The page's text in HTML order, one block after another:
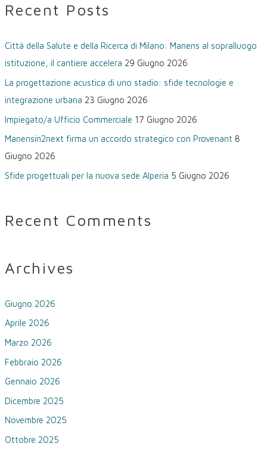
c
:
Recent Posts
Città della Salute e della Ricerca di Milano: Manens al sopralluogo
istituzione, il cantiere accelera 29 Giugno 2026
La progettazione acustica di uno stadio: sfide tecnologie e
integrazione urbana 23 Giugno 2026
Impiegato/a Ufficio Commerciale 17 Giugno 2026
Manensin2next firma un accordo strategico con Provenant 8
Giugno 2026
Sfide progettuali per la nuova sede Alperia 5 Giugno 2026
Recent Comments
Archives
Giugno 2026
Aprile 2026
Marzo 2026
Febbraio 2026
Gennaio 2026
Dicembre 2025
Novembre 2025
Ottobre 2025